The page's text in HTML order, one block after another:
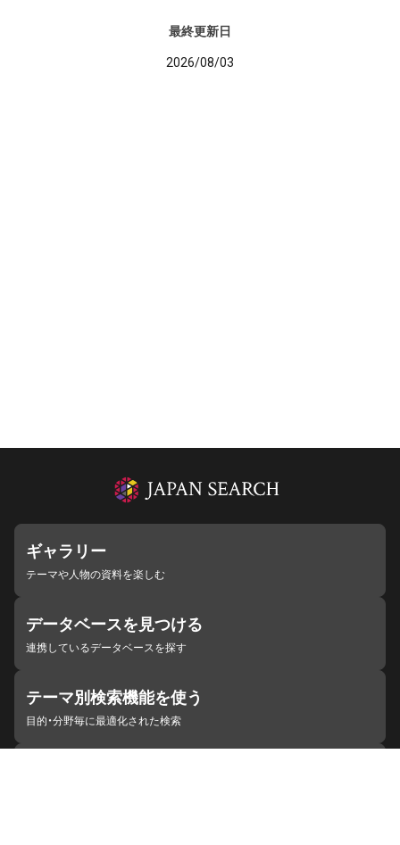
最終更新日
2026/08/03
ギャラリー
テーマや人物の資料を楽しむ
データベースを見つける
連携しているデータベースを探す
テーマ別検索機能を使う
目的・分野毎に最適化された検索